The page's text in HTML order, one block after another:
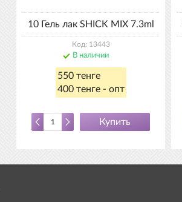
10 Гель лак SHICK MIX 7.3ml
Код: 13443
В наличии
550 тенге
400 тенге - опт
Купить